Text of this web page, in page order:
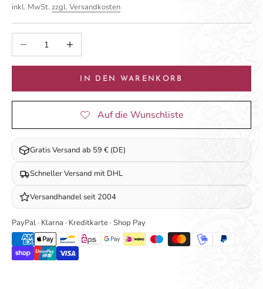
inkl. MwSt. zzgl. Versandkosten
Anzahl verringernAnzahl erhöhen
IN DEN WARENKORB
Gratis Versand ab 59 € (DE)
Schneller Versand mit DHL
Versandhandel seit 2004
PayPal · Klarna · Kreditkarte · Shop Pay